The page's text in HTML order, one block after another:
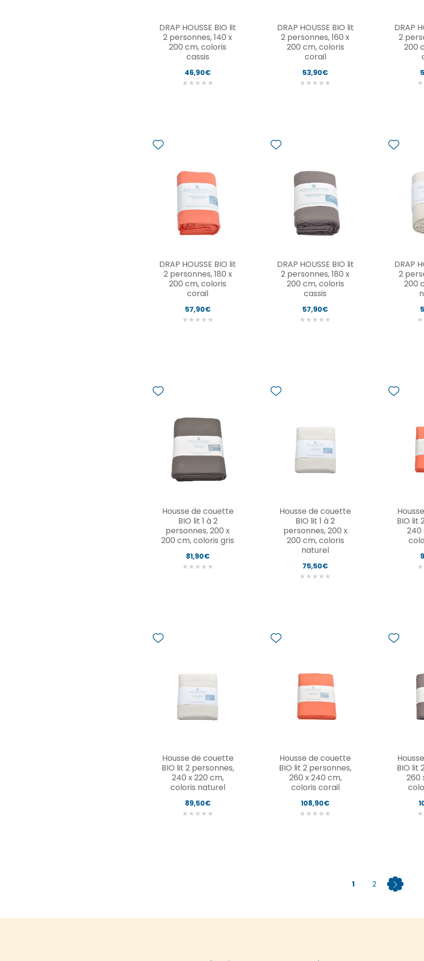
DRAP HOUSSE BIO lit
2 personnes, 140 x
200 cm, coloris
cassis
46,90€
★ ★ ★ ★ ★
DRAP HOUSSE BIO lit
2 personnes, 160 x
200 cm, coloris
corail
53,90€
★ ★ ★ ★ ★
DRAP
2
200
★
DRAP HOUSSE BIO lit
2 personnes, 180 x
200 cm, coloris
corail
57,90€
★ ★ ★ ★ ★
DRAP HOUSSE BIO lit
2 personnes, 180 x
200 cm, coloris
cassis
57,90€
★ ★ ★ ★ ★
DRAP
2
200
★
Housse de couette
BIO lit 1 à 2
personnes, 200 x
200 cm, coloris gris
81,90€
★ ★ ★ ★ ★
Housse de couette
BIO lit 1 à 2
personnes, 200 x
200 cm, coloris
naturel
75,50€
★ ★ ★ ★ ★
BIO lit
240
★
Housse de couette
BIO lit 2 personnes,
240 x 220 cm,
coloris naturel
89,50€
★ ★ ★ ★ ★
Housse de couette
BIO lit 2 personnes,
260 x 240 cm,
coloris corail
108,90€
★ ★ ★ ★ ★
BIO lit
260
★
1 2